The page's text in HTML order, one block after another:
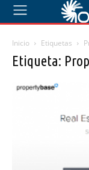
Inicio Etiquetas
Etiqueta: